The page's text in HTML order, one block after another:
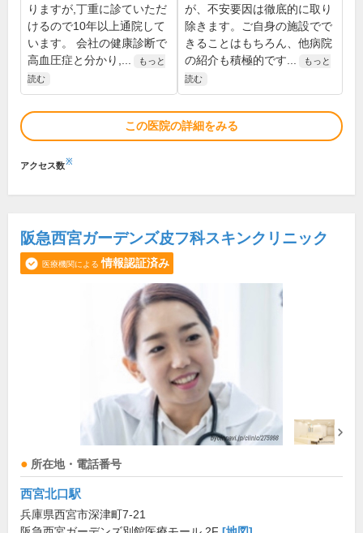
りますが,丁重に診ていただ
けるので10年以上通院して
います。 会社の健康診断で
高血圧症と分かり,...
もっと
読む
が、不安要因は徹底的に取り
除きます。ご自身の施設でで
きることはもちろん、他病院
の紹介も積極的です...
もっと
読む
この医院の詳細をみる
アクセス数※
阪急西宮ガーデンズ皮フ科スキンクリニック
医療機関による 情報認証済み
所在地・電話番号
西宮北口駅
兵庫県西宮市深津町7-21